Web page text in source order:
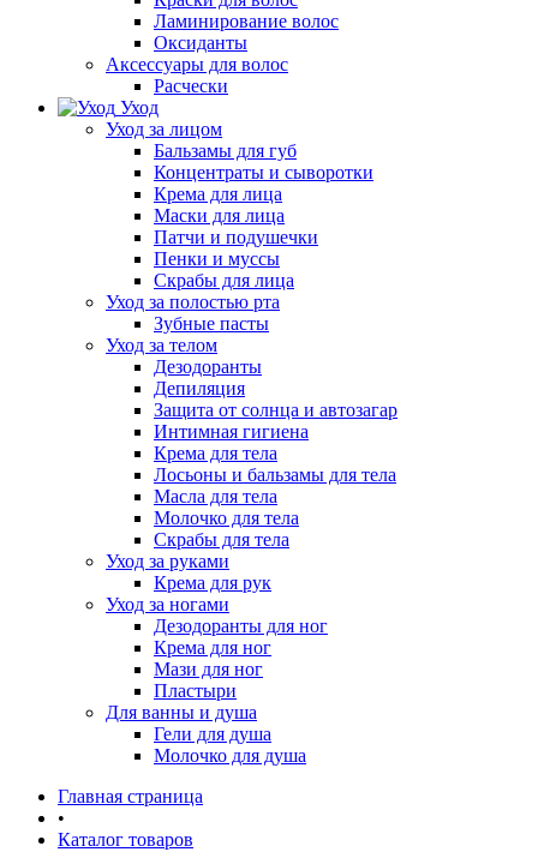
Ламинирование волос
Оксиданты
Аксессуары для волос
Расчески
Уход
Уход за лицом
Бальзамы для губ
Концентраты и сыворотки
Крема для лица
Маски для лица
Патчи и подушечки
Пенки и муссы
Скрабы для лица
Уход за полостью рта
Зубные пасты
Уход за телом
Дезодоранты
Депиляция
Защита от солнца и автозагар
Интимная гигиена
Крема для тела
Лосьоны и бальзамы для тела
Масла для тела
Молочко для тела
Скрабы для тела
Уход за руками
Крема для рук
Уход за ногами
Дезодоранты для ног
Крема для ног
Мази для ног
Пластыри
Для ванны и душа
Гели для душа
Молочко для душа
Главная страница
•
Каталог товаров